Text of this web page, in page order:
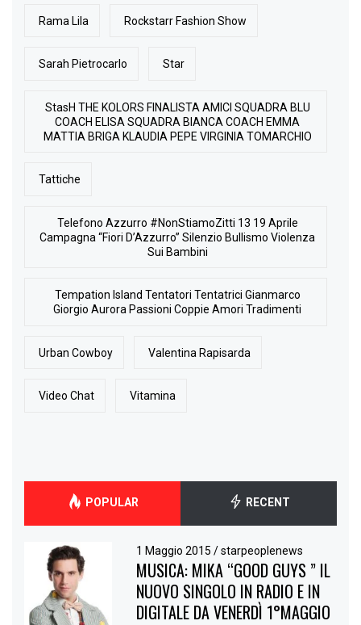
Rama Lila Rockstarr Fashion Show
Sarah Pietrocarlo Star
StasH THE KOLORS FINALISTA AMICI SQUADRA BLU
COACH ELISA SQUADRA BIANCA COACH EMMA
MATTIA BRIGA KLAUDIA PEPE VIRGINIA TOMARCHIO
Tattiche
Telefono Azzurro #NonStiamoZitti 13 19 Aprile
Campagna “Fiori D’Azzurro” Silenzio Bullismo Violenza
Sui Bambini
Tempation Island Tentatori Tentatrici Gianmarco
Giorgio Aurora Passioni Coppie Amori Tradimenti
Urban Cowboy Valentina Rapisarda
Video Chat Vitamina
POPULAR RECENT
1 Maggio 2015/ starpeoplenews
MUSICA: MIKA “GOOD GUYS ” IL
NUOVO SINGOLO IN RADIO E IN
DIGITALE DA VENERDÌ 1°MAGGIO